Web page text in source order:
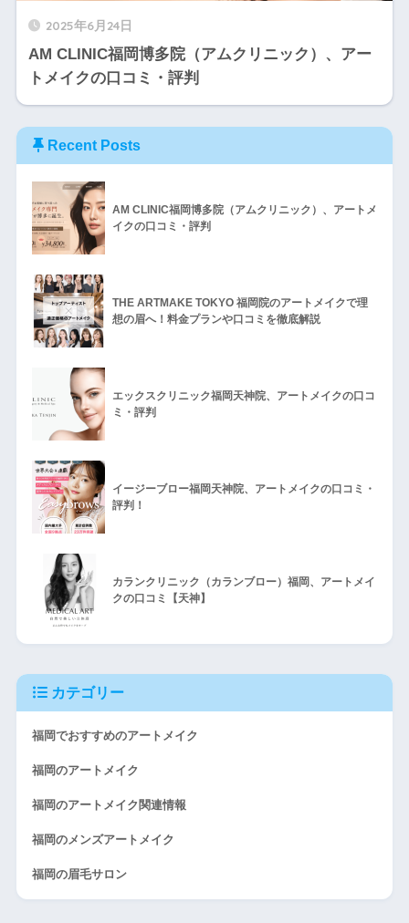
2025年6月24日
AM CLINIC福岡博多院（アムクリニック）、アー
トメイクの口コミ・評判
Recent Posts
AM CLINIC福岡博多院（アムクリニック）、アートメ
イクの口コミ・評判
THE ARTMAKE TOKYO 福岡院のアートメイクで理
想の眉へ！料金プランや口コミを徹底解説
エックスクリニック福岡天神院、アートメイクの口コ
ミ・評判
イージーブロー福岡天神院、アートメイクの口コミ・
評判！
カランクリニック（カランブロー）福岡、アートメイ
クの口コミ【天神】
カテゴリー
福岡でおすすめのアートメイク
福岡のアートメイク
福岡のアートメイク関連情報
福岡のメンズアートメイク
福岡の眉毛サロン